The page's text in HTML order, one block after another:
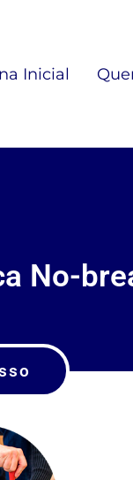
Inicial
No-